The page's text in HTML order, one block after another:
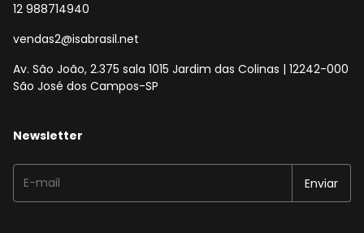
12 988714940
vendas2@isabrasil.net
Av. São João, 2.375 sala 1015 Jardim das Colinas | 12242-000
São José dos Campos-SP
Newsletter